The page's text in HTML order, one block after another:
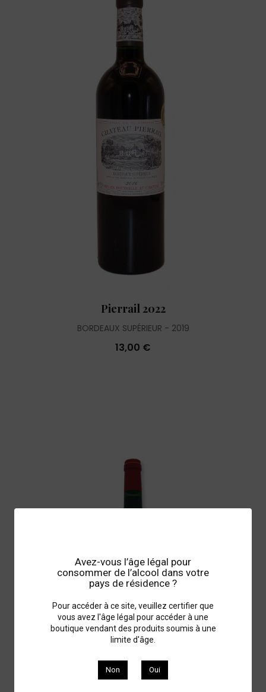
Avez-vous l’âge légal pour
consommer de l’alcool dans votre
pays de résidence ?
Pour accéder à ce site, veuillez certifier que
vous avez l'âge légal pour accéder à une
boutique vendant des produits soumis à une
limite d'âge.
Non Oui
Pierrail 2022
BORDEAUX SUPÉRIEUR 2019
13,00 €